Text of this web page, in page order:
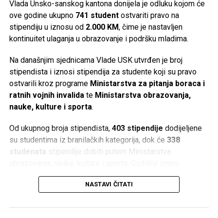
Share Post
Share
Tweet Share
Mail
Vlada Unsko-sanskog kantona donijela je odluku kojom će
ove godine ukupno 741 studentostvariti pravo na
stipendiju u iznosu od 2.000 KM, čime je nastavljen
kontinuitet ulaganja u obrazovanje i podršku mladima.
Na današnjim sjednicama Vlade USK utvrđen je broj
stipendista i iznosi stipendija za studente koji su pravo
ostvarili kroz programe Ministarstva za pitanja boraca i
ratnih vojnih invalidate Ministarstva obrazovanja,
nauke, kulture i sporta.
Od ukupnog broja stipendista, 403 stipendije dodijeljene
su studentima iz branilačkih kategorija, dok će 338
studenata stipendije dobiti putem Ministarstva
stipendije za sve korisnike iznosi2.000 KM.
jedno od ključnih opredjeljenja, naglašavajući da podrška
NASTAVI ČITATI